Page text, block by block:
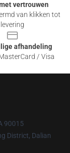
vertrouwen
van klikken tot
levering
afhandeling
/ Visa
90015
District, Dalian